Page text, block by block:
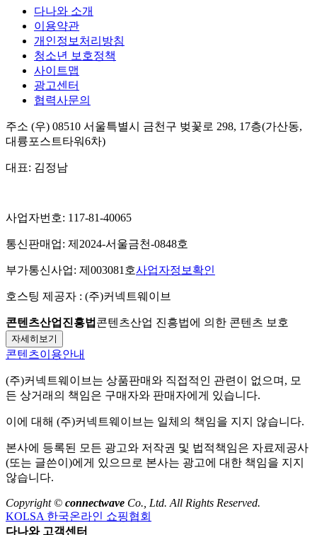
다나와 소개
이용약관
개인정보처리방침
청소년 보호정책
사이트맵
광고센터
협력사문의
주소 (우) 08510 서울특별시 금천구 벚꽃로 298, 17층(가산동,
대륭포스트타워6차)
대표: 김정남
사업자번호: 117-81-40065
통신판매업: 제2024-서울금천-0848호
부가통신사업: 제003081호사업자정보확인
호스팅 제공자 : (주)커넥트웨이브
콘텐츠산업진흥법 콘텐츠산업 진흥법에 의한 콘텐츠 보호
자세히보기
콘텐츠이용안내
(주)커넥트웨이브 는 상품판매와 직접적인 관련이 없으며, 모
든 상거래의 책임은 구매자와 판매자에게 있습니다.
이에 대해 (주)커넥트웨이브 는 일체의 책임을 지지 않습니다.
본사에 등록된 모든 광고와 저작권 및 법적책임은 자료제공사
(또는 글쓴이)에게 있으므로 본사는 광고에 대한 책임을 지지
않습니다.
Copyright © connectwave Co., Ltd. All Rights Reserved.
KOLSA 한국온라인 쇼핑협회
다나와 고객센터